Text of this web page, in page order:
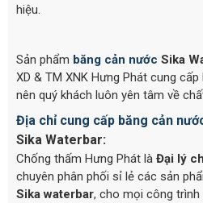
hiệu.
Sản phẩm băng cản nước Sika
XD & TM XNK Hưng Phát cung
nên quý khách luôn yên tâm về
Địa chỉ cung cấp băng cản
Sika Waterbar:
Chống thấm Hưng Phát là Đại lý
chuyên phân phối sỉ lẻ các sản
Sika waterbar, cho mọi công trình